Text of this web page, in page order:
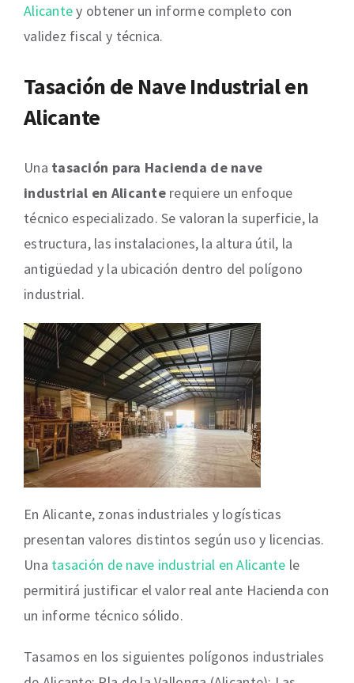
Alicantey obtener un informe completo con
validez fiscal y técnica.
Tasación de Nave Industrial en
Alicante
Una tasación para Hacienda de nave
industrial en Alicanterequiere un enfoque
técnico especializado. Se valoran la superficie, la
estructura, las instalaciones, la altura útil, la
antigüedad y la ubicación dentro del polígono
industrial.
En Alicante, zonas industriales y logísticas
presentan valores distintos según uso y licencias.
Una tasación de nave industrial en Alicante le
permitirá justificar el valor real ante Hacienda con
un informe técnico sólido.
Tasamos en los siguientes polígonos industriales